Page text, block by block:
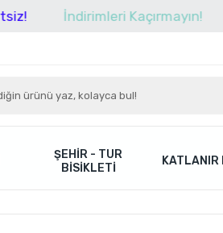
İndirimleri Kaçırmayın! Tüm
ŞEHIR - TUR
BISIKLETI
KATLANIR